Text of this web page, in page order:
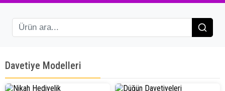
Davetiye Modelleri